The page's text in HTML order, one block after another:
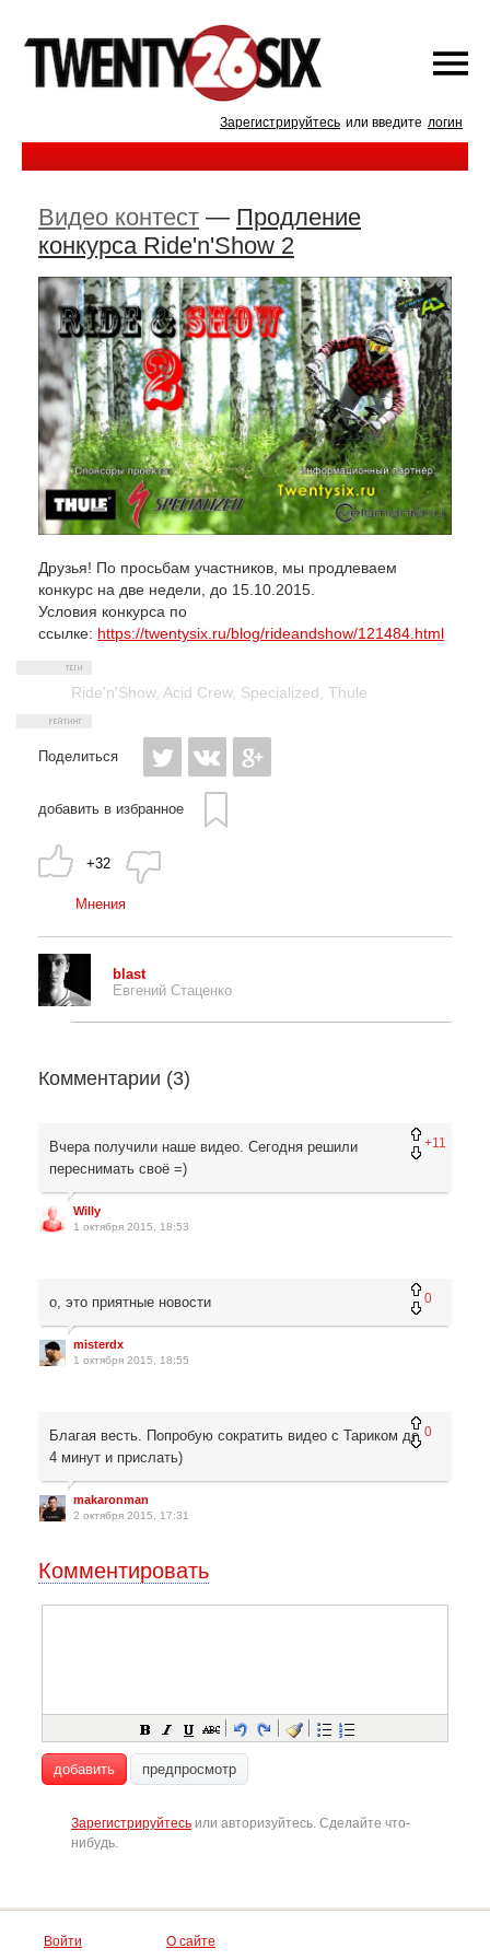
Зарегистрируйтесь или введите логин
Видео контест — Продление
конкурса Ride'n'Show 2
Друзья! По просьбам участников, мы продлеваем
конкурс на две недели, до 15.10.2015.
Условия конкурса по
ссылке: https://twentysix.ru/blog/rideandshow/121484.html
Ride'n'Show, Acid Crew, Specialized Thule
Поделиться
добавить в избранное
+32
Мнения
blast
Евгений Стаценко
Комментарии (3)
+11
Вчера получили наше видео. Сегодня решили
переснимать своё =)
Willy
1 октября 2015, 18:53
0
о, это приятные новости
misterdx
1 октября 2015, 18:55
0
Благая весть. Попробую сократить видео с Тариком до
4 минут и прислать)
makaronman
2 октября 2015, 17:31
Комментировать
добавить предпросмотр
Зарегистрируйтесь или авторизуйтесь. Сделайте что-
нибудь.
Войти
О сайте